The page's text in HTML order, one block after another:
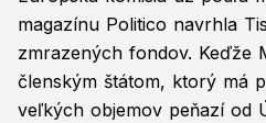
magazínu Politico navrhla
zmrazených fondov. Keďže
členským štátom, ktorý má
veľkých objemov peňazí od